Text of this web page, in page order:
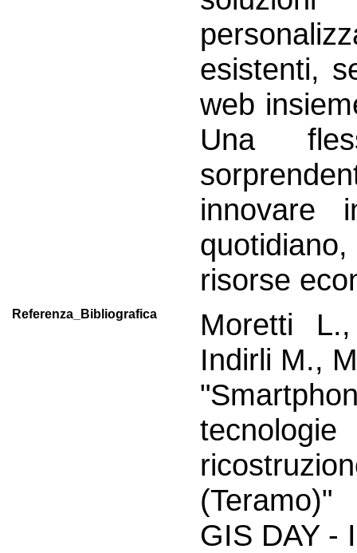
esistenti,
web
Una
innovare
risorse
Referenza_Bibliografica
Moretti
Indirli M.,
(Teramo)"
GIS DAY -